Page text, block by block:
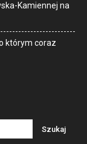
Kamiennej na
którym coraz